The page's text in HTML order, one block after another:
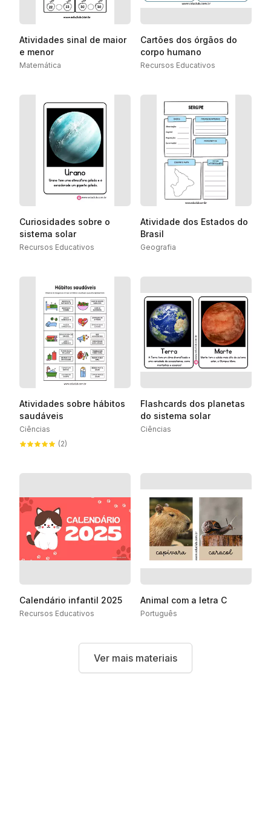
Atividades sinal de maior
e menor
Matemática
Cartões dos órgãos do
corpo humano
Recursos Educativos
Curiosidades sobre o
sistema solar
Recursos Educativos
Atividade dos Estados do
Brasil
Geografia
Atividades sobre hábitos
saudáveis
Ciências
(2)
Flashcards dos planetas
do sistema solar
Ciências
Calendário infantil 2025
Recursos Educativos
Animal com a letra C
Português
Ver mais materiais